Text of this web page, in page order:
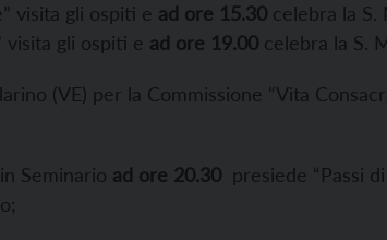
visita gli ospiti e ad ore 15.30 celebra la S.
visita gli ospiti e ad ore 19.00 celebra la S.
(VE) per la Commissione “Vita
Seminario ad ore 20.30 presiede “Passi